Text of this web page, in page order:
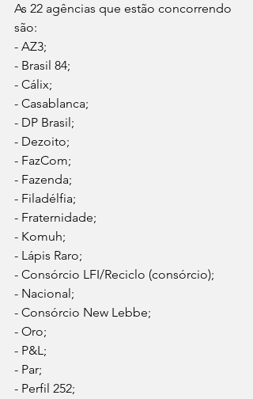
As 22 agências que estão concorrendo
são:
- AZ3;
- Brasil 84;
- Cálix;
- Casablanca;
- DP Brasil;
- Dezoito;
- FazCom;
- Fazenda;
- Filadélfia;
- Fraternidade;
- Komuh;
- Lápis Raro;
- Consórcio LFI/Reciclo (consórcio);
- Nacional;
- Consórcio New Lebbe;
- Oro;
- P&L;
- Par;
- Perfil 252;